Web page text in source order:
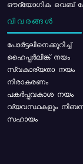
ഔദ്യോഗിക വെബ്
വിവരങ്ങൾ
പോര്‍ട്ടലിനെക്കുറിച്ച്
ഹൈപ്പർലിങ്ക് നയം
സ്വകാര്യതാ നയം
നിരാകരണം
പകർപ്പവകാശ നയം
വ്യവസ്ഥകളും
സഹായം